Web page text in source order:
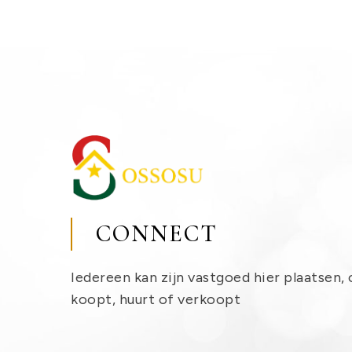
CONNECT
Iedereen kan zijn vastgoed hier plaatsen,
koopt, huurt of verkoopt